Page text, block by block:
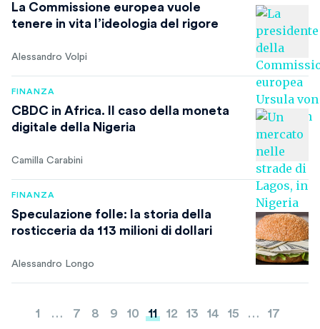
La Commissione europea vuole
tenere in vita l’ideologia del rigore
Alessandro Volpi
FINANZA
CBDC in Africa. Il caso della moneta
digitale della Nigeria
Camilla Carabini
FINANZA
Speculazione folle: la storia della
rosticceria da 113 milioni di dollari
Alessandro Longo
Paginazione
1 … 7 8 9 10 11 12 13 14 15 … 17